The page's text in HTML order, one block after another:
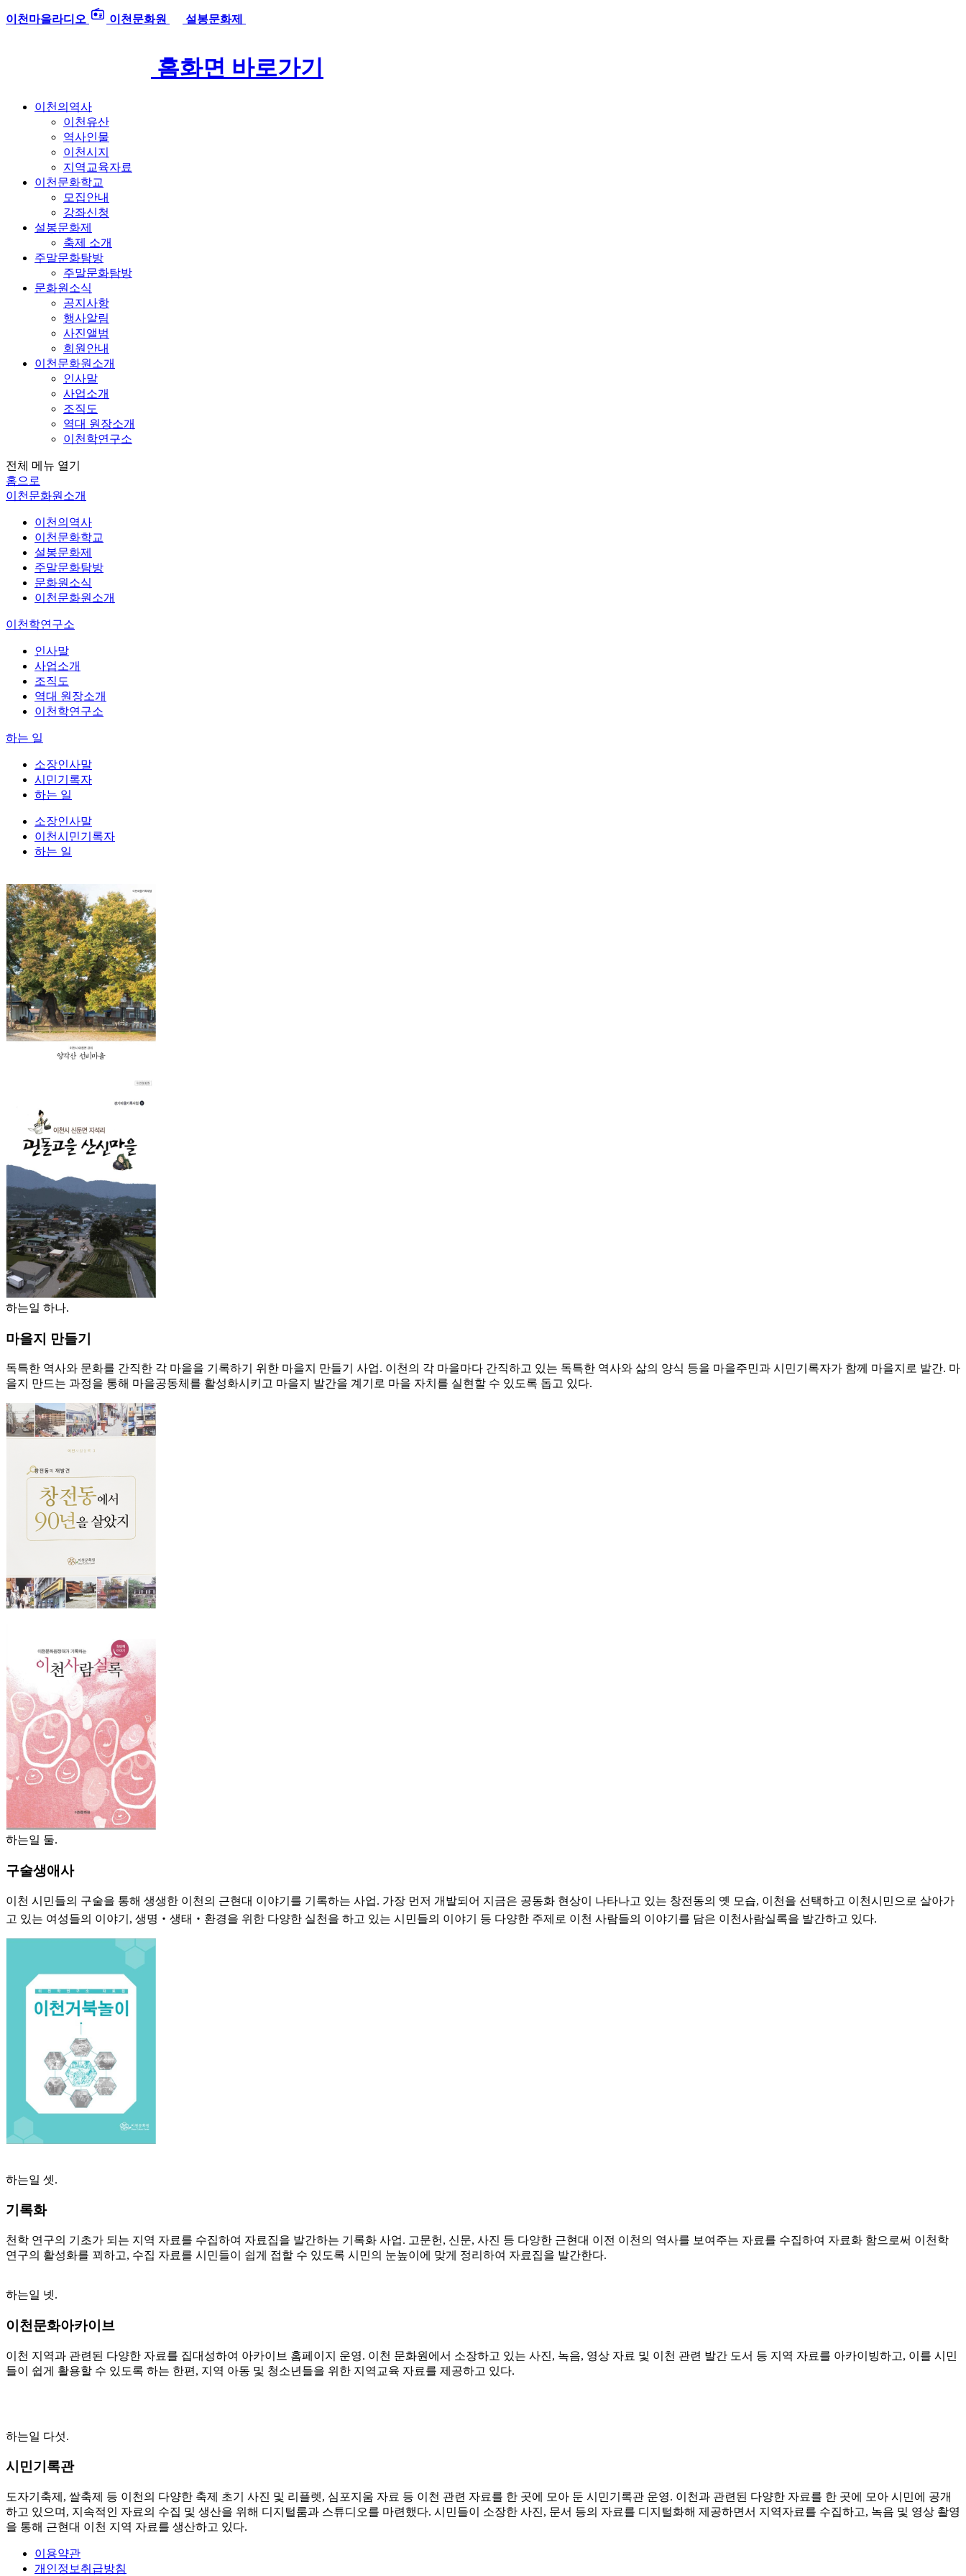
이천마을라디오 이천문화원 설봉문화제
홈화면 바로가기
이천의역사
이천유산
역사인물
이천시지
지역교육자료
이천문화학교
모집안내
강좌신청
설봉문화제
축제 소개
주말문화탐방
주말문화탐방
문화원소식
공지사항
행사알림
사진앨범
회원안내
이천문화원소개
인사말
사업소개
조직도
역대 원장소개
이천학연구소
전체 메뉴 열기
홈으로
이천문화원소개
이천의역사
이천문화학교
설봉문화제
주말문화탐방
문화원소식
이천문화원소개
이천학연구소
인사말
사업소개
조직도
역대 원장소개
이천학연구소
하는 일
소장인사말
시민기록자
하는 일
소장인사말
이천시민기록자
하는 일
하는일 하나.
마을지 만들기
독특한 역사와 문화를 간직한 각 마을을 기록하기 위한 마을지 만들기 사업. 이천의 각 마을마다 간직하고 있는 독특한 역사와 삶의 양식 등을 마을주민과 시민기록자가 함께 마을지로 발간. 마
을지 만드는 과정을 통해 마을공동체를 활성화시키고 마을지 발간을 계기로 마을 자치를 실현할 수 있도록 돕고 있다.
하는일 둘.
구술생애사
이천 시민들의 구술을 통해 생생한 이천의 근현대 이야기를 기록하는 사업. 가장 먼저 개발되어 지금은 공동화 현상이 나타나고 있는 창전동의 옛 모습, 이천을 선택하고 이천시민으로 살아가
고 있는 여성들의 이야기, 생명‧생태‧환경을 위한 다양한 실천을 하고 있는 시민들의 이야기 등 다양한 주제로 이천 사람들의 이야기를 담은 이천사람실록을 발간하고 있다.
하는일 셋.
기록화
천학 연구의 기초가 되는 지역 자료를 수집하여 자료집을 발간하는 기록화 사업. 고문헌, 신문, 사진 등 다양한 근현대 이전 이천의 역사를 보여주는 자료를 수집하여 자료화 함으로써 이천학
연구의 활성화를 꾀하고, 수집 자료를 시민들이 쉽게 접할 수 있도록 시민의 눈높이에 맞게 정리하여 자료집을 발간한다.
하는일 넷.
이천문화아카이브
이천 지역과 관련된 다양한 자료를 집대성하여 아카이브 홈페이지 운영. 이천 문화원에서 소장하고 있는 사진, 녹음, 영상 자료 및 이천 관련 발간 도서 등 지역 자료를 아카이빙하고, 이를 시민
들이 쉽게 활용할 수 있도록 하는 한편, 지역 아동 및 청소년들을 위한 지역교육 자료를 제공하고 있다.
하는일 다섯.
시민기록관
도자기축제, 쌀축제 등 이천의 다양한 축제 초기 사진 및 리플렛, 심포지움 자료 등 이천 관련 자료를 한 곳에 모아 둔 시민기록관 운영. 이천과 관련된 다양한 자료를 한 곳에 모아 시민에 공개
하고 있으며, 지속적인 자료의 수집 및 생산을 위해 디지털룸과 스튜디오를 마련했다. 시민들이 소장한 사진, 문서 등의 자료를 디지털화해 제공하면서 지역자료를 수집하고, 녹음 및 영상 촬영
을 통해 근현대 이천 지역 자료를 생산하고 있다.
이용약관
개인정보취급방침